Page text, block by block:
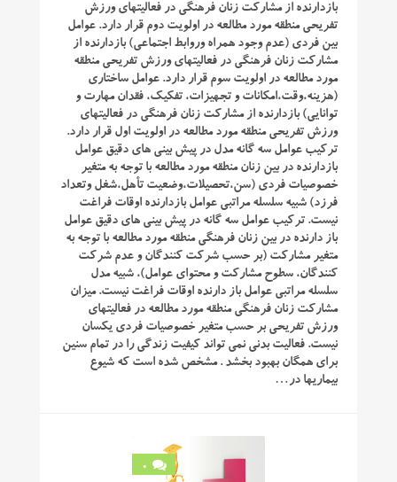
بازدارنده از مشارکت زنان فرهنگی در فعالیتهای ورزش
تفریحی منطقه مورد مطالعه در اولویت دوم قرار دارد. عوامل
بین فردی (عدم وجود همراه وروابط اجتماعی) بازدارنده از
مشارکت زنان فرهنگی در فعالیتهای ورزش تفریحی منطقه
مورد مطالعه در اولویت سوم قرار دارد. عوامل ساختاری
(هزینه،وقت،امکانات و تجهیزات، تفکیک، فقدان مهارت و
توانایی) بازدارنده از مشارکت زنان فرهنگی در فعالیتهای
ورزش تفریحی منطقه مورد مطالعه در اولویت اول قرار دارد.
ترکیب عوامل سه گانه مدل در پیش بینی های دقیق عوامل
بازدارنده در بین زنان منطقه مورد مطالعه با توجه به متغیر
خصوصیات فردی (سن،تحصیلات،وضعیت تأهل،شغل وتعداد
فرزد) شبیه سلسله مراتبی عوامل بازدارنده اوقات فراغت
نیست. ترکیب عوامل سه گانه در پیش بینی های دقیق عوامل
باز دارنده در بین زنان فرهنگی منطقه مورد مطالعه با توجه به
متغیر مشارکت (بر حسب شرکت کنندگان و عدم شرکت
کنندگان، سطوح مشارکت و محتوای عوامل)، شبیه مدل
سلسله مراتبی عوامل باز دارنده اوقات فراغت نیست. میزان
مشارکت زنان فرهنگی منطقه مورد مطالعه در فعالیتهای
ورزش تفریحی بر حسب متغیر خصوصیات فردی یکسان
نیست. فعالیت بدنی نمی تواند کیفیت زندگی را در تمام سنین
برای همگان بهبود بخشد . مشخص شده است که شیوع
بیماریها در…
0